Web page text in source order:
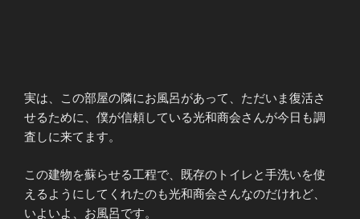
実は、この部屋の隣にお風呂があって、ただいま復活さ
せるために、僕が信頼している光和商会さんが今日も調
査しに来てます。
この建物を蘇らせる工程で、既存のトイレと手洗いを使
えるようにしてくれたのも光和商会さんなのだけれど、
いよいよ、お風呂です。